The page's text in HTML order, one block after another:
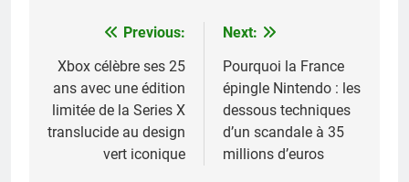
Navigation
de
l’article
Previous:
Xbox célèbre ses 25
ans avec une édition
limitée de la Series X
translucide au design
vert iconique
Next:
Pourquoi la France
épingle Nintendo : les
dessous techniques
d’un scandale à 35
millions d’euros